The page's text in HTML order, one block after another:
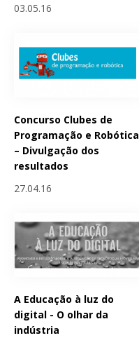
03.05.16
Concurso Clubes de
Programação e Robótica
– Divulgação dos
resultados
27.04.16
A Educação à luz do
digital - O olhar da
indústria